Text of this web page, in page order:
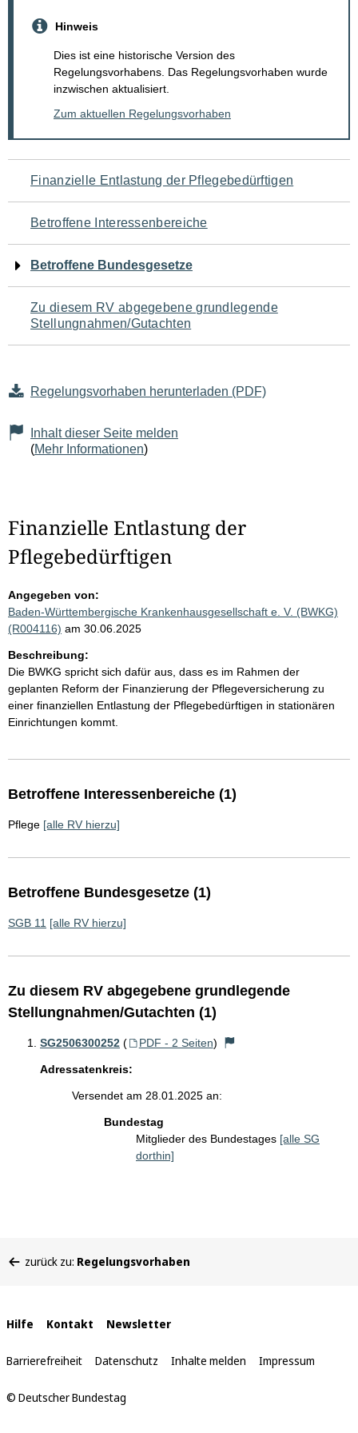
Hinweis
Dies ist eine historische Version des
Regelungsvorhabens. Das Regelungsvorhaben wurde
inzwischen aktualisiert.
Zum aktuellen Regelungsvorhaben
Navigation
für
den
Seiteninhalt
Finanzielle Entlastung der Pflegebedürftigen
Betroffene Interessenbereiche
Betroffene Bundesgesetze
Zu diesem RV abgegebene grundlegende
Stellungnahmen/Gutachten
Regelungsvorhaben herunterladen (PDF)
Inhalt dieser Seite melden
(Mehr Informationen)
Finanzielle Entlastung der
Pflegebedürftigen
Angegeben von:
Baden-Württembergische Krankenhausgesellschaft e. V. (BWKG)
(R004116) am 30.06.2025
Beschreibung:
Die BWKG spricht sich dafür aus, dass es im Rahmen der
geplanten Reform der Finanzierung der Pflegeversicherung zu
einer finanziellen Entlastung der Pflegebedürftigen in stationären
Einrichtungen kommt.
Betroffene Interessenbereiche (1)
Pflege [alle RV hierzu]
Betroffene Bundesgesetze (1)
SGB 11 [alle RV hierzu]
Zu diesem RV abgegebene grundlegende
Stellungnahmen/Gutachten (1)
SG2506300252 ( PDF - 2 Seiten)
Adressatenkreis:
Versendet am 28.01.2025 an:
Bundestag
Mitglieder des Bundestages [alle SG
dorthin]
befinden
zurück zu: Regelungsvorhaben
Interne
Links
Hilfe Kontakt Newsletter
Barrierefreiheit Datenschutz Inhalte melden Impressum
© Deutscher Bundestag